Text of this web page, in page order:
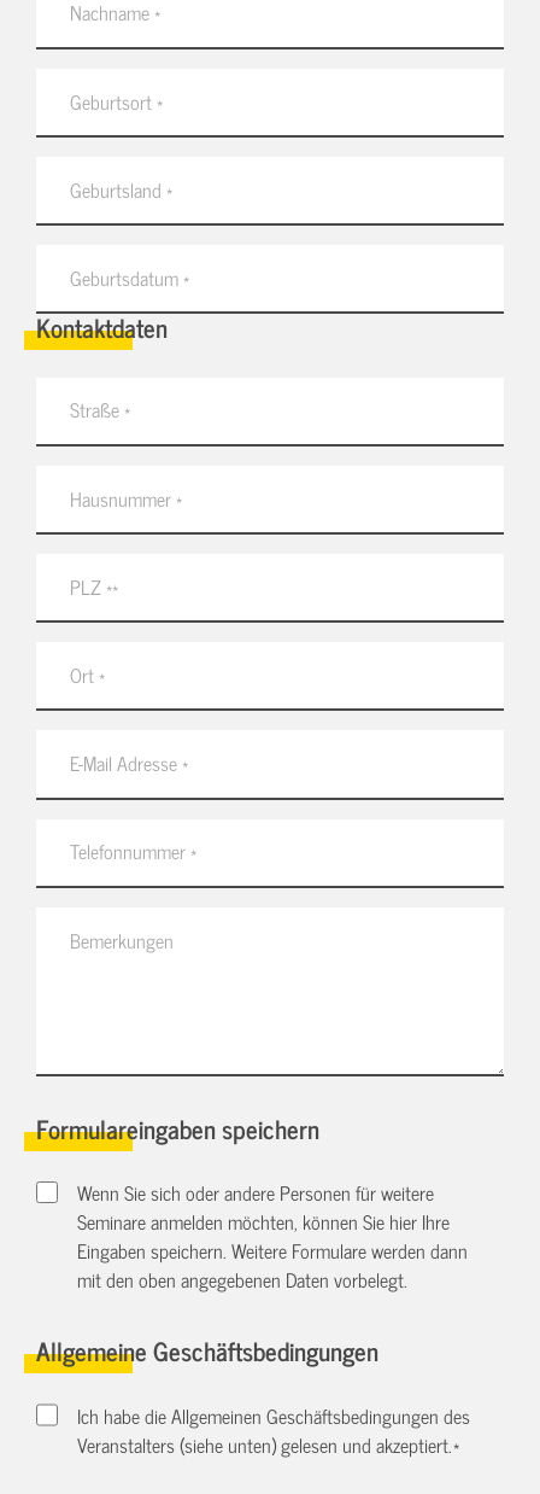
Kontaktdaten
Formulareingaben speichern
Wenn Sie sich oder andere Personen für weitere
Seminare anmelden möchten, können Sie hier Ihre
Eingaben speichern. Weitere Formulare werden dann
mit den oben angegebenen Daten vorbelegt.
Allgemeine Geschäftsbedingungen
Ich habe die Allgemeinen Geschäftsbedingungen des
Veranstalters (siehe unten) gelesen und akzeptiert.*